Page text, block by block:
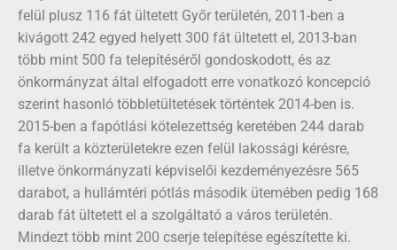
felül plusz 116 fát ültetett Győr területén, 2011-ben a
kivágott 242 egyed helyett 300 fát ültetett el, 2013-ban
több mint 500 fa telepítéséről gondoskodott, és az
önkormányzat által elfogadott erre vonatkozó koncepció
szerint hasonló többletültetések történtek 2014-ben is.
2015-ben a fapótlási kötelezettség keretében 244 darab
fa került a közterületekre ezen felül lakossági kérésre,
illetve önkormányzati képviselői kezdeményezésre 565
darabot, a hullámtéri pótlás második ütemében pedig 168
darab fát ültetett el a szolgáltató a város területén.
Mindezt több mint 200 cserje telepítése egészítette ki.